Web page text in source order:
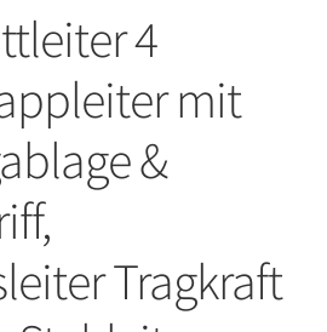
4
mit
&
Tragkraft